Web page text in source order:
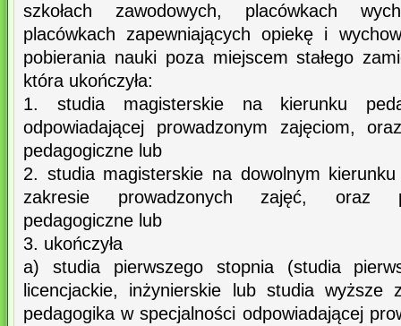
szkołach zawodowych, placówkach
placówkach zapewniających opiekę i
pobierania nauki poza miejscem stałego
która ukończyła:
1. studia magisterskie na kierunku
odpowiadającej prowadzonym zajęciom,
pedagogiczne lub
2. studia magisterskie na dowolnym
zakresie prowadzonych zajęć, oraz
pedagogiczne lub
3. ukończyła
a) studia pierwszego stopnia (studia
licencjackie, inżynierskie lub studia wyższe
pedagogika w specjalności odpowiadającej